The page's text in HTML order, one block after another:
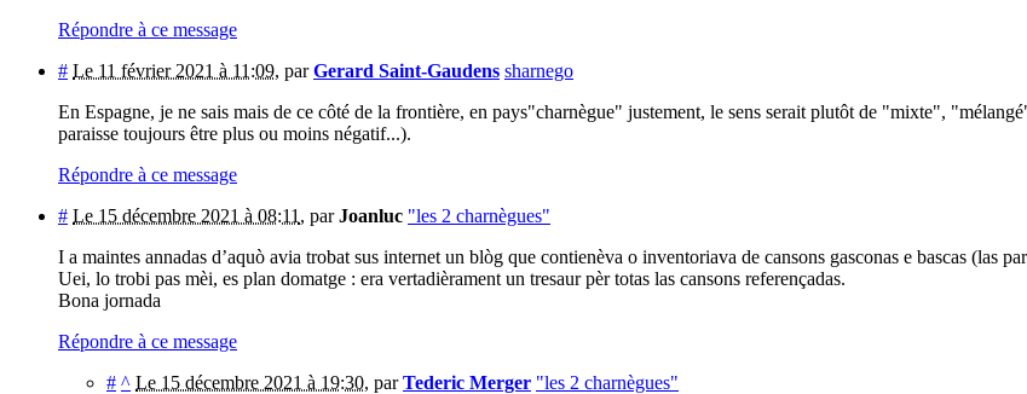
Répondre à ce message
# Le 11 février 2021 à 11:09, parGerard Saint-Gaudens sharnego
En Espagne, je ne sais mais de ce côté de la frontière, en pays"charnègue" justement, le sens serait plutôt de "mixte",
paraisse toujours être plus ou moins négatif...).
Répondre à ce message
# Le 15 décembre 2021 à 08:11 , parJoanluc "les 2 charnègues"
I a maintes annadas d’aquò avia trobat sus internet un blòg que contienèva o inventoriava de cansons gasconas e bascas (las
Uei, lo trobi pas mèi, es plan domatge : era vertadièrament un tresaur pèr totas las cansons referençadas.
Bona jornada
Répondre à ce message
# ^ Le 15 décembre 2021 à 19:30, parTederic Merger "les 2 charnègues"